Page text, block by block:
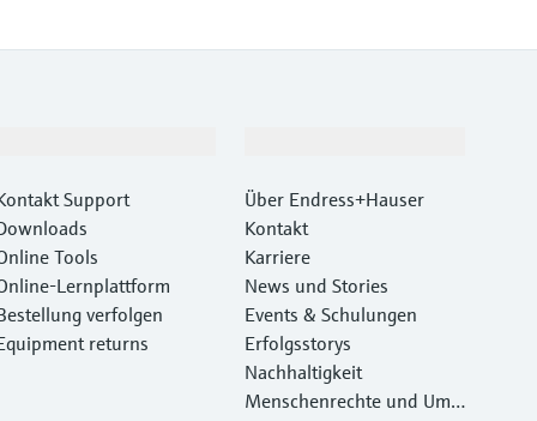
Support
Tools
Lernplattform
verfolgen
returns
Über Endress+Hauser
Kontakt
Karriere
News und Stories
Events & Schulungen
Erfolgsstorys
Nachhaltigkeit
Menschenrechte und Umw